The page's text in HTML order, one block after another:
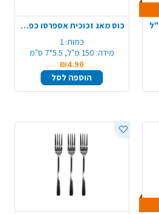
כוס מאג זכוכית אספרסו כפול 150 מ"ל - שקוף
כמות: 1
מידה: 150 מ"ל, 5.5*7 ס"מ
₪4.90
הוספה לסל